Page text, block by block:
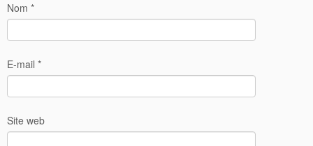
Nom *
E-mail *
Site web